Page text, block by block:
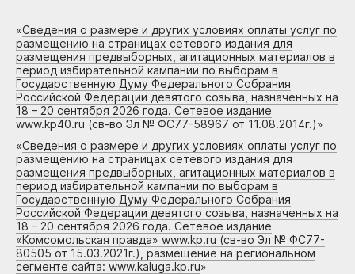
«Сведения о размере и других условиях оплаты услуг по
размещению на страницах сетевого издания для
размещения предвыборных, агитационных материалов в
период избирательной кампании по выборам в
Государственную Думу Федерального Собрания
Российской Федерации девятого созыва, назначенных на
18 – 20 сентября 2026 года. Сетевое издание
www.kp40.ru (св-во Эл № ФС77-58967 от 11.08.2014г.)»
«Сведения о размере и других условиях оплаты услуг по
размещению на страницах сетевого издания для
размещения предвыборных, агитационных материалов в
период избирательной кампании по выборам в
Государственную Думу Федерального Собрания
Российской Федерации девятого созыва, назначенных на
18 – 20 сентября 2026 года. Сетевое издание
«Комсомольская правда» www.kp.ru (св-во Эл № ФС77-
80505 от 15.03.2021г.), размещение на региональном
сегменте сайта: www.kaluga.kp.ru»